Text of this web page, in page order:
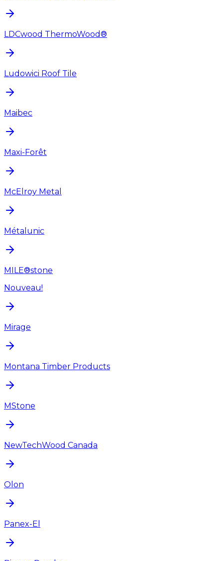
LDCwood ThermoWood®
Ludowici Roof Tile
Maibec
Maxi-Forêt
McElroy Metal
Métalunic
MILE®stone
Nouveau!
Mirage
Montana Timber Products
MStone
NewTechWood Canada
Olon
Panex-El